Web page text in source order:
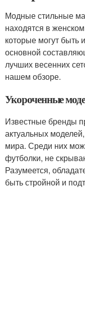
Модные стильные
находятся в
которые могут быть
основной
лучших весенних
нашем обзоре.
Укороченные
Известные бренды
актуальных
мира. Среди них
футболки, не
Разумеется,
быть стройной и